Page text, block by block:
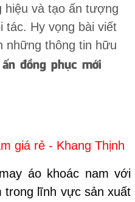
và tạo ấn tượng
tác. Hy vọng bài viết
những thông tin hữu
đồng phục mới
giá rẻ - Khang Thịnh
áo khoác nam với
trong lĩnh vực sản xuất